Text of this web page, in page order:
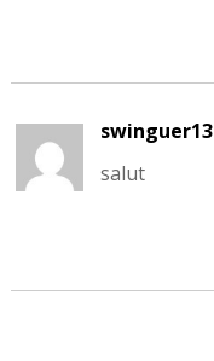
swinguer13
salut